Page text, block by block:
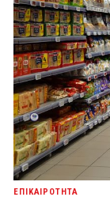
ΕΠΙΚΑΙΡΟΤΗΤΑ